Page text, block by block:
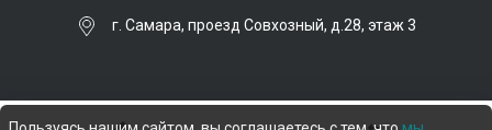
г. Самара, проезд Совхозный, д.28, этаж 3